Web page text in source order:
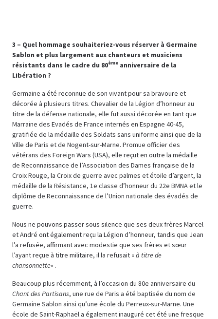
3 – Quel hommage souhaiteriez-vous réserver à Germaine
Sablon et plus largement aux chanteurs et musiciens
résistants dans le cadre du 80ème anniversaire de la
Libération ?
Germaine a été reconnue de son vivant pour sa bravoure et
décorée à plusieurs titres. Chevalier de la Légion d’honneur au
titre de la défense nationale, elle fut aussi décorée en tant que
Marraine des Evadés de France internés en Espagne 40-45,
gratifiée de la médaille des Soldats sans uniforme ainsi que de la
Ville de Paris et de Nogent-sur-Marne. Promue officier des
vétérans des Foreign Wars (USA), elle reçut en outre la médaille
de Reconnaissance de l’Association des Dames française de la
Croix Rouge, la Croix de guerre avec palmes et étoile d’argent, la
médaille de la Résistance, 1e classe d’honneur du 22e BMNA et le
diplôme de Reconnaissance de l’Union nationale des évadés de
guerre.
Nous ne pouvons passer sous silence que ses deux frères Marcel
et André ont également reçu la Légion d’honneur, tandis que Jean
l’a refusée, affirmant avec modestie que ses frères et sœur
l’ayant reçue à titre militaire, il la refusait «à titre de
chansonnette« .
Beaucoup plus récemment, à l’occasion du 80e anniversaire du
Chant des Partisans, une rue de Paris a été baptisée du nom de
Germaine Sablon ainsi qu’une école du Perreux-sur-Marne. Une
école de Saint-Raphaël a également inauguré cet été une fresque